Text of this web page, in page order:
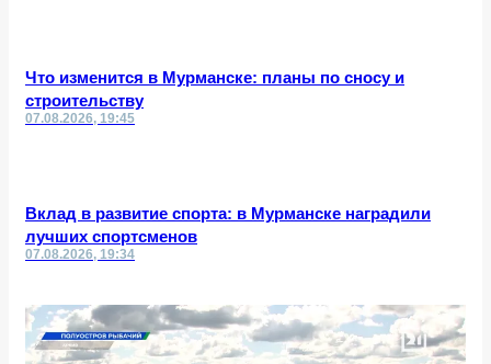
Что изменится в Мурманске: планы по сносу и
строительству
07.08.2026, 19:45
Вклад в развитие спорта: в Мурманске наградили
лучших спортсменов
07.08.2026, 19:34